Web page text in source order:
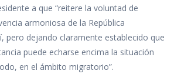
a que “reitere la voluntad de
armoniosa de la República
pero dejando claramente establecido que
puede echarse encima la situación
en el ámbito migratorio”.